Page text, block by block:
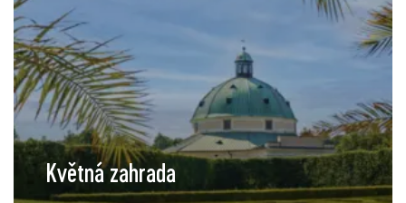
Květná zahrada